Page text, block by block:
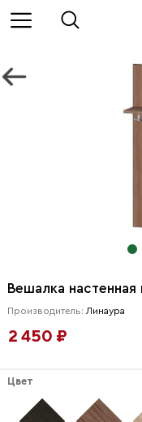
Вешалка
Производитель: Линаура
2 450 ₽
Цвет